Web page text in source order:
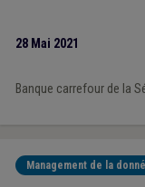
28 Mai 2021
Banque carrefour de la
Management de la